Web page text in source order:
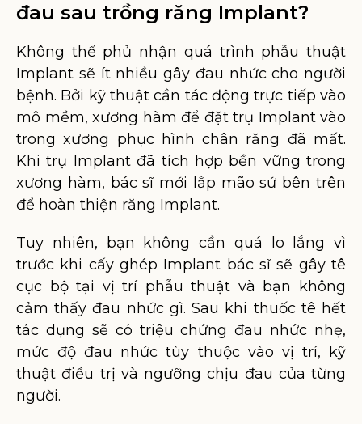
đau sau trồng răng Implant?
Không thể phủ nhận quá trình phẫu thuật
Implant sẽ ít nhiều gây đau nhức cho người
bệnh. Bởi kỹ thuật cần tác động trực tiếp vào
mô mềm, xương hàm để đặt trụ Implant vào
trong xương phục hình chân răng đã mất.
Khi trụ Implant đã tích hợp bền vững trong
xương hàm, bác sĩ mới lắp mão sứ bên trên
để hoàn thiện răng Implant.
Tuy nhiên, bạn không cần quá lo lắng vì
trước khi cấy ghép Implant bác sĩ sẽ gây tê
cục bộ tại vị trí phẫu thuật và bạn không
cảm thấy đau nhức gì. Sau khi thuốc tê hết
tác dụng sẽ có triệu chứng đau nhức nhẹ,
mức độ đau nhức tùy thuộc vào vị trí, kỹ
thuật điều trị và ngưỡng chịu đau của từng
người.